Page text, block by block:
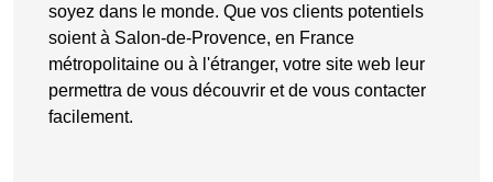
soyez dans le monde. Que vos clients potentiels
soient à Salon-de-Provence, en France
métropolitaine ou à l'étranger, votre site web leur
permettra de vous découvrir et de vous contacter
facilement.